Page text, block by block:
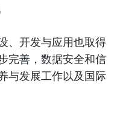
、开发与应用也取得
完善，数据安全和信
与发展工作以及国际